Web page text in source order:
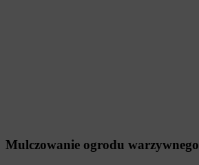
Mulczowanie ogrodu warzywnego